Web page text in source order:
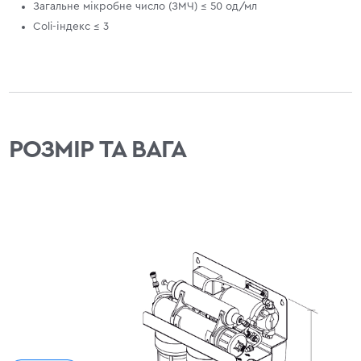
Загальне мікробне число (ЗМЧ) ≤ 50 од/мл
Coli-індекс ≤ 3
РОЗМІР ТА ВАГА